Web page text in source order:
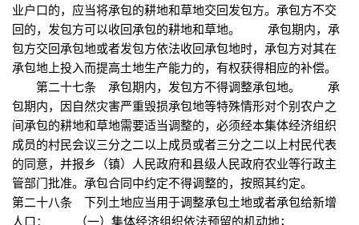
业户口的，应当将承包的耕地和草地交回发包方。承包方不交
回的，发包方可以收回承包的耕地和草地。 承包期内，承
包方交回承包地或者发包方依法收回承包地时，承包方对其在
承包地上投入而提高土地生产能力的，有权获得相应的补偿。
第二十七条 承包期内，发包方不得调整承包地。 承
包期内，因自然灾害严重毁损承包地等特殊情形对个别农户之
间承包的耕地和草地需要适当调整的，必须经本集体经济组织
成员的村民会议三分之二以上成员或者三分之二以上村民代表
的同意，并报乡（镇）人民政府和县级人民政府农业等行政主
管部门批准。承包合同中约定不得调整的，按照其约定。
第二十八条 下列土地应当用于调整承包土地或者承包给新增
人口： （一）集体经济组织依法预留的机动地；